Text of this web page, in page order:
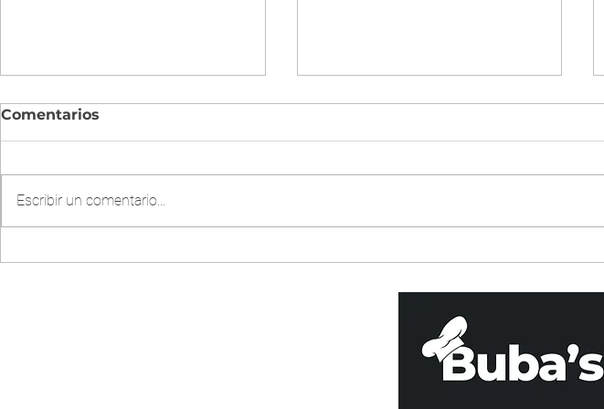
Comentarios
Escribir un comentario...